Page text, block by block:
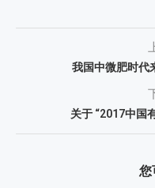
我国中微肥时代
关于 “2017中国
您